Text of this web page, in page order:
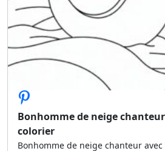
Bonhomme de neige
colorier
Bonhomme de neige chanteur